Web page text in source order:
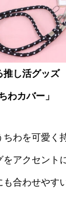
し活グッズ
わカバー」
ちわを可愛く
をアクセント
も合わせやす